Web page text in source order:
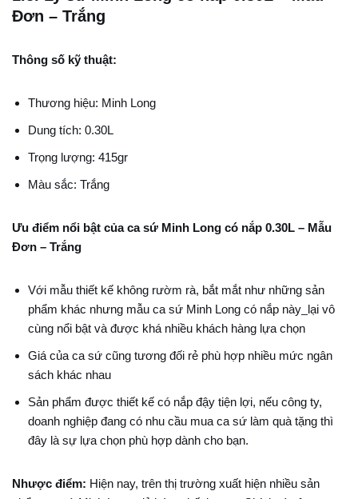
Đơn – Trắng
Thông số kỹ thuật:
Thương hiệu: Minh Long
Dung tích: 0.30L
Trọng lượng: 415gr
Màu sắc: Trắng
Ưu điểm nổi bật của ca sứ Minh Long có nắp 0.30L – Mẫu
Đơn – Trắng
Với mẫu thiết kế không rườm rà, bắt mắt như những sản
phẩm khác nhưng mẫu ca sứ Minh Long có nắp này lại vô
cùng nổi bật và được khá nhiều khách hàng lựa chọn
Giá của ca sứ cũng tương đối rẻ phù hợp nhiều mức ngân
sách khác nhau
Sản phẩm được thiết kế có nắp đậy tiện lợi, nếu công ty,
doanh nghiệp đang có nhu cầu mua ca sứ làm quà tặng thì
đây là sự lựa chọn phù hợp dành cho bạn.
Nhược điểm: Hiện nay, trên thị trường xuất hiện nhiều sản